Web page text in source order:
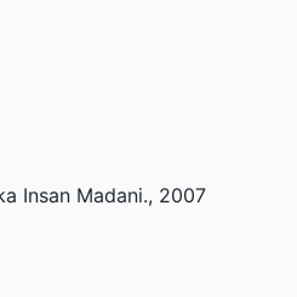
Insan Madani., 2007